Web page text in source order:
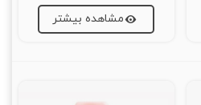
مشاهده بیشتر